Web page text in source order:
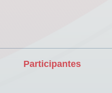
Participantes